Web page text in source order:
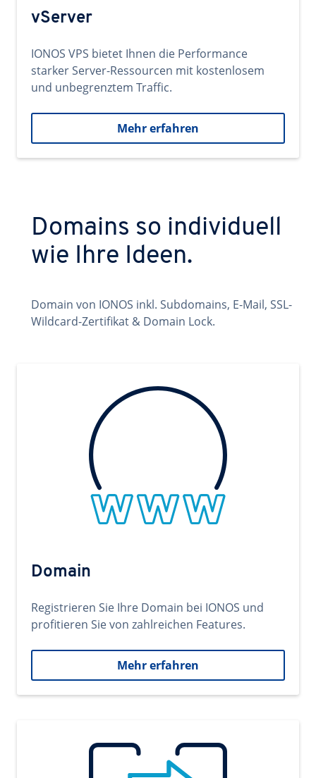
vServer
IONOS VPS bietet Ihnen die Performance
starker Server-Ressourcen mit kostenlosem
und unbegrenztem Traffic.
Mehr erfahren
Domains so individuell
wie Ihre Ideen.
Domain von IONOS inkl. Subdomains, E-Mail, SSL-
Wildcard-Zertifikat & Domain Lock.
Domain
Registrieren Sie Ihre Domain bei IONOS und
profitieren Sie von zahlreichen Features.
Mehr erfahren